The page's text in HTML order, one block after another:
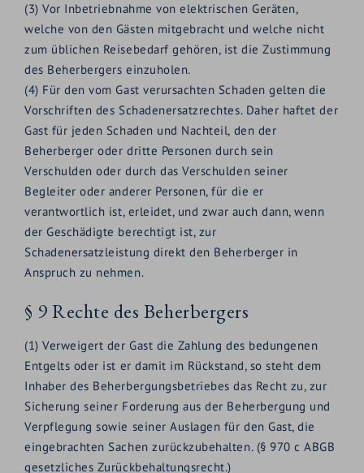
(3) Vor Inbetriebnahme von elektrischen Geräten,
welche von den Gästen mitgebracht und welche nicht
zum üblichen Reisebedarf gehören, ist die Zustimmung
des Beherbergers einzuholen.
(4) Für den vom Gast verursachten Schaden gelten die
Vorschriften des Schadenersatzrechtes. Daher haftet der
Gast für jeden Schaden und Nachteil, den der
Beherberger oder dritte Personen durch sein
Verschulden oder durch das Verschulden seiner
Begleiter oder anderer Personen, für die er
verantwortlich ist, erleidet, und zwar auch dann, wenn
der Geschädigte berechtigt ist, zur
Schadenersatzleistung direkt den Beherberger in
Anspruch zu nehmen.
§ 9 Rechte des Beherbergers
(1) Verweigert der Gast die Zahlung des bedungenen
Entgelts oder ist er damit im Rückstand, so steht dem
Inhaber des Beherbergungsbetriebes das Recht zu, zur
Sicherung seiner Forderung aus der Beherbergung und
Verpflegung sowie seiner Auslagen für den Gast, die
eingebrachten Sachen zurückzubehalten. (§ 970 c ABGB
gesetzliches Zurückbehaltungsrecht.)